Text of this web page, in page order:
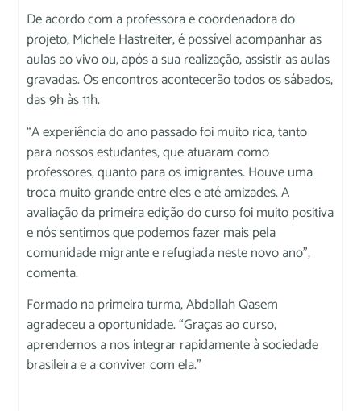
De acordo com a professora e coordenadora do
projeto, Michele Hastreiter, é possível acompanhar as
aulas ao vivo ou, após a sua realização, assistir as aulas
gravadas. Os encontros acontecerão todos os sábados,
das 9h às 11h.
“A experiência do ano passado foi muito rica, tanto
para nossos estudantes, que atuaram como
professores, quanto para os imigrantes. Houve uma
troca muito grande entre eles e até amizades. A
avaliação da primeira edição do curso foi muito positiva
e nós sentimos que podemos fazer mais pela
comunidade migrante e refugiada neste novo ano”,
comenta.
Formado na primeira turma, Abdallah Qasem
agradeceu a oportunidade. “Graças ao curso,
aprendemos a nos integrar rapidamente à sociedade
brasileira e a conviver com ela.”